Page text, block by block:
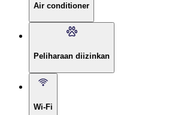
Air conditioner
Peliharaan diizinkan
Wi-Fi